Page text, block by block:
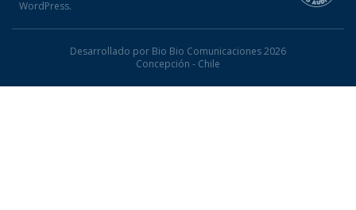
WordPress.
Desarrollado por Bio Bio Comunicaciones 2026
Concepción - Chile